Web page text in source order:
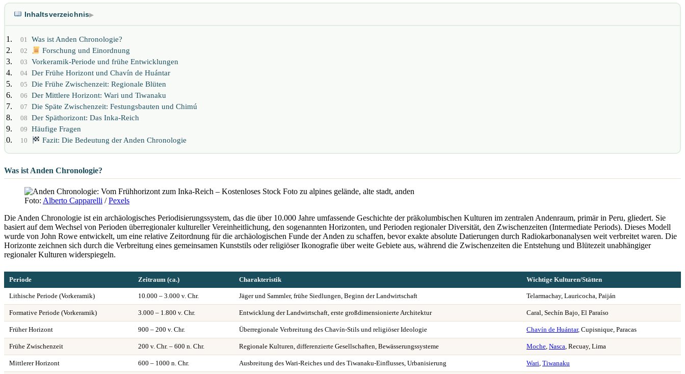
Inhaltsverzeichnis▶
01 Was ist Anden Chronologie?
02 Forschung und Einordnung
03 Vorkeramik-Periode und frühe Entwicklungen
04 Der Frühe Horizont und Chavín de Huántar
05 Die Frühe Zwischenzeit: Regionale Blüten
06 Der Mittlere Horizont: Wari und Tiwanaku
07 Die Späte Zwischenzeit: Festungsbauten und Chimú
08 Der Späthorizont: Das Inka-Reich
09 Häufige Fragen
10 Fazit: Die Bedeutung der Anden Chronologie
Was ist Anden Chronologie?
Foto: Alberto Capparelli /Pexels
Die Anden Chronologie ist ein archäologisches Periodisierungssystem, das die über 10.000 Jahre umfassende Geschichte der präkolumbischen Kulturen im zentralen Andenraum, primär in Peru, gliedert. Sie
basiert auf dem Wechsel von Perioden überregionaler kultureller Vereinheitlichung, den sogenannten Horizonten, und Perioden regionaler Diversität, den Zwischenzeiten (Intermediate Periods). Dieses Modell
wurde von John Rowe entwickelt, um eine relative Zeitordnung für die archäologischen Funde der Anden zu schaffen, bevor exakte absolute Datierungen durch Radiokarbonanalysen weit verbreitet waren. Die
Horizonte zeichnen sich durch die Verbreitung eines gemeinsamen Kunststils oder religiöser Ikonografie über weite Gebiete aus, während die Zwischenzeiten die Entstehung und Blütezeit unabhängiger
regionaler Kulturen widerspiegeln.
Periode Zeitraum (ca.) Charakteristik Wichtige Kulturen/Stätten
Lithische Periode (Vorkeramik) 10.000 – 3.000 v. Chr. Jäger und Sammler, frühe Siedlungen, Beginn der Landwirtschaft Telarmachay, Lauricocha, Paiján
Formative Periode (Vorkeramik) 3.000 – 1.800 v. Chr. Entwicklung der Landwirtschaft, erste großdimensionierte Architektur Caral, Sechín Bajo, El Paraíso
Früher Horizont 900 – 200 v. Chr. Überregionale Verbreitung des Chavín-Stils und religiöser Ideologie Chavín de Huántar, Cupisnique, Paracas
Frühe Zwischenzeit 200 v. Chr. – 600 n. Chr. Regionale Kulturen, differenzierte Gesellschaften, Bewässerungssysteme Moche Nasca , Recuay, Lima
Mittlerer Horizont 600 – 1000 n. Chr. Ausbreitung des Wari-Reiches und des Tiwanaku-Einflusses, Urbanisierung Wari Tiwanaku